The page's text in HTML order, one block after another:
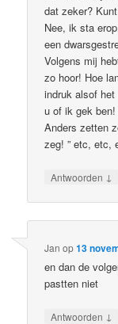
dat zeker?
Nee, ik sta
een
Volgens mij
zo hoor! Hoe
indruk alsof
u of ik gek
Anders zetten
zeg! ” etc, etc,
Antwoorden ↓
Jan op13
en dan de
pastten niet
Antwoorden ↓